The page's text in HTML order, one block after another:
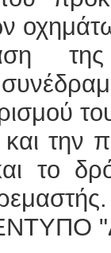
της
την
το